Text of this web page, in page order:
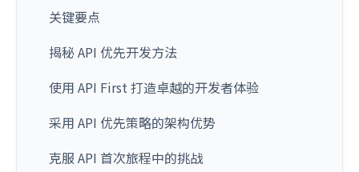
关键要点
揭秘 API 优先开发方法
使用 API First 打造卓越的开发者体验
采用 API 优先策略的架构优势
克服 API 首次旅程中的挑战